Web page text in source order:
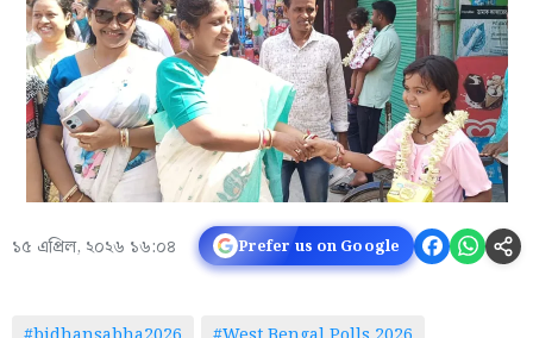
১৫ এপ্রিল, ২০২৬ ১৬:০৪ Prefer us on Google